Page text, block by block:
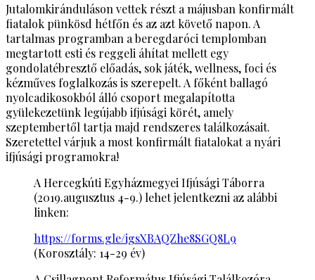
Jutalomkiránduláson vettek részt a májusban konfirmált
fiatalok pünkösd hétfőn és az azt követő napon. A
tartalmas programban a beregdaróci templomban
megtartott esti és reggeli áhítat mellett egy
gondolatébresztő előadás, sok játék, wellness, foci és
kézműves foglalkozás is szerepelt. A főként ballagó
nyolcadikosokból álló csoport megalapította
gyülekezetünk legújabb ifjúsági körét, amely
szeptembertől tartja majd rendszeres találkozásait.
Szeretettel várjuk a most konfirmált fiatalokat a nyári
ifjúsági programokra!
A Hercegkúti Egyházmegyei Ifjúsági Táborra
(2019.augusztus 4-9.) lehet jelentkezni az alábbi
linken:
https://forms.gle/igsXBAQZhe8SGQ8L9
(Korosztály: 14-29 év)